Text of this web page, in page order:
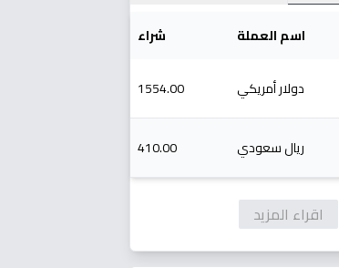
اسم العملة شراء
دولار أمريكي 1554.00
ريال سعودي 410.00
اقراء المزيد